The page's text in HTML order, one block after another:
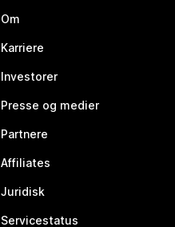
Om
Karriere
Investorer
Presse og medier
Partnere
Affiliates
Juridisk
Servicestatus